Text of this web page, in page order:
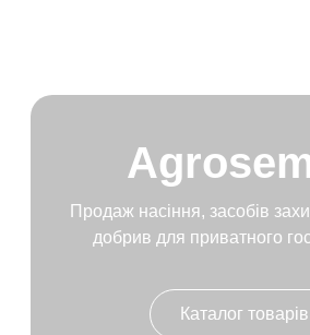
Продаж насіння, засобів
добрив для приватного
Каталог товарів